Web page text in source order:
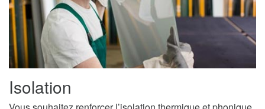
Isolation